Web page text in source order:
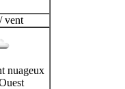
vent
nuageux